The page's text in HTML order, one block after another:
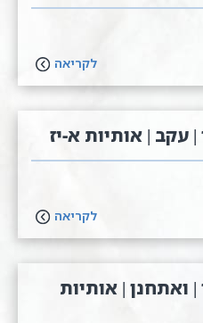
לקריאה
עקב | אותיות א-יז
לקריאה
ואתחנן | אותיות